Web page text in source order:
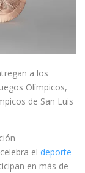
a los
Olímpicos,
de San Luis
el deporte
en más de